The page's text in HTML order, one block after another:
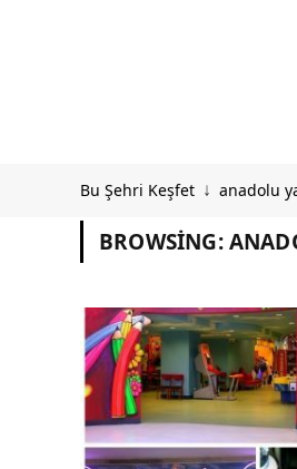
Bu Şehri Keşfet ↓ anadolu
BROWSING: